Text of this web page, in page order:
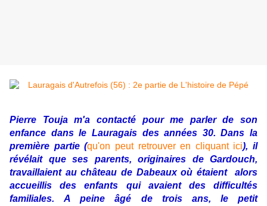
Pierre Touja m'a contacté pour me parler de son
enfance dans le Lauragais des années 30. Dans la
première partie (qu'on peut retrouver en cliquant ici), il
révélait que ses parents, originaires de Gardouch,
travaillaient au château de Dabeaux où étaient alors
accueillis des enfants qui avaient des difficultés
familiales. A peine âgé de trois ans, le petit